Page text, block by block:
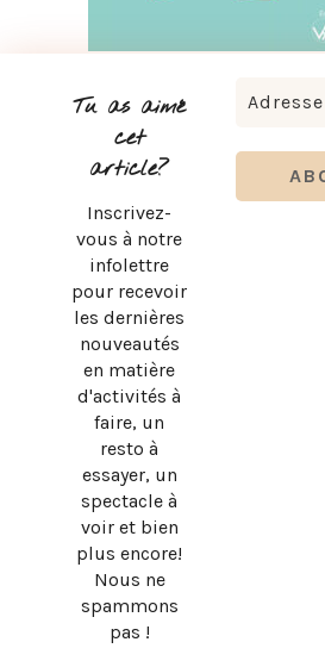
Tu as aimé
cet
article?
Inscrivez-
vous à notre
infolettre
pour recevoir
les dernières
nouveautés
en matière
d'activités à
faire, un
resto à
essayer, un
spectacle à
voir et bien
plus encore!
Nous ne
spammons
pas !
LUDOVICK BOURGEOIS